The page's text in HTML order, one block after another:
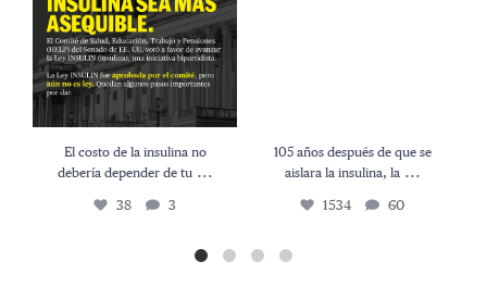
El costo de la insulina no
debería depender de tu ...
38 3
105 años después de que se
aislara la insulina, la ...
1534 60